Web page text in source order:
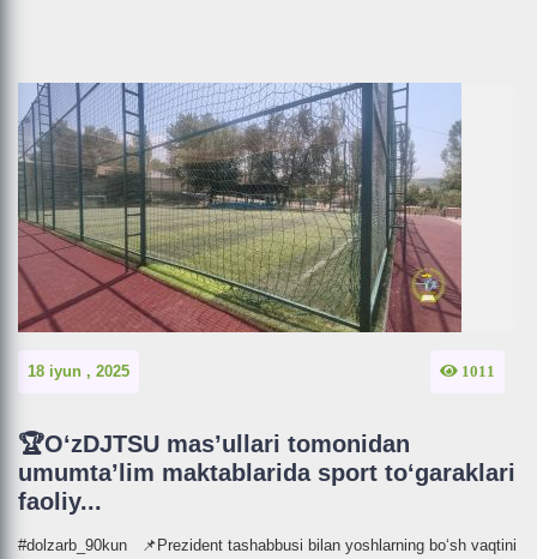
18 iyun , 2025 1011
🏆O‘zDJTSU mas’ullari tomonidan
umumta’lim maktablarida sport to‘garaklari
faoliy...
#dolzarb_90kun 📌Prezident tashabbusi bilan yoshlarning bo‘sh vaqtini